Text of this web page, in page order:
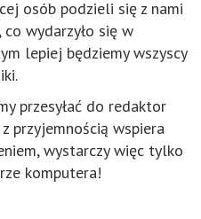
osób podzieli się z nami
wydarzyło się w
lepiej będziemy wszyscy
przesyłać do redaktor
przyjemnością wspiera
wystarczy więc tylko
komputera!